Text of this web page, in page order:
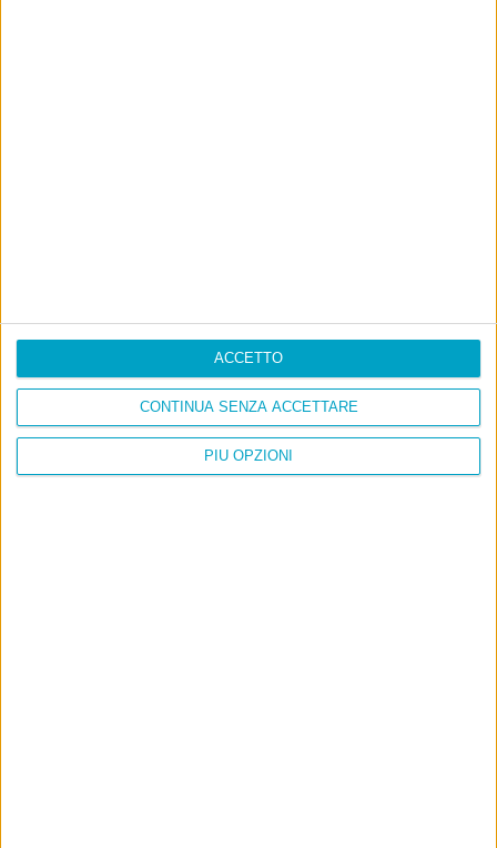
PIÙ OPZIONI
CONTINUA SENZA ACCETTARE
ACCETTO